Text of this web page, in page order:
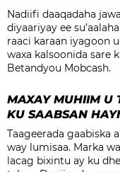
Nadiifi daaqadaha
diyaariyay ee
raaci karaan iyagoon
waxa kalsoonida sare
Betandyou Mobcash.
MAXAY MUHIIM U
KU SAABSAN
Taageerada gaabiska
way lumisaa. Marka
lacag bixintu ay ku